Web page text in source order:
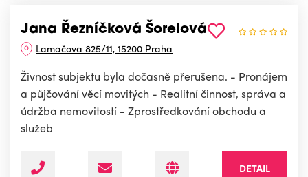
Jana Řezníčková Šorelová
Lamačova 825/11, 15200 Praha
Živnost subjektu byla dočasně přerušena. - Pronájem
a půjčování věcí movitých - Realitní činnost, správa a
údržba nemovitostí - Zprostředkování obchodu a
služeb
DETAIL